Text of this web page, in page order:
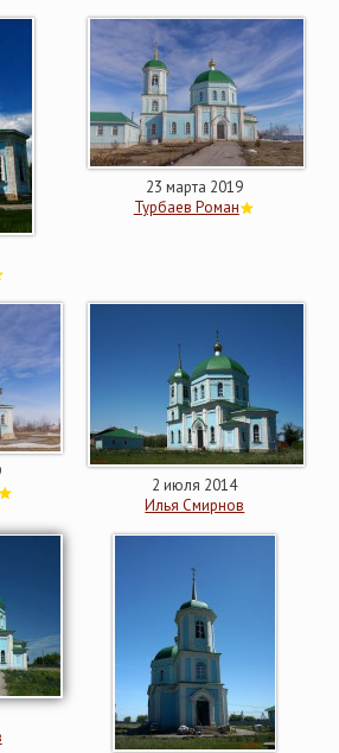
23 марта 2019
Турбаев Роман
2 июля 2014
Илья Смирнов